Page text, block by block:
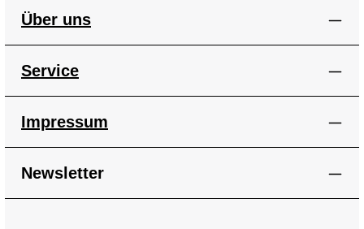
Über uns
Service
Impressum
Newsletter